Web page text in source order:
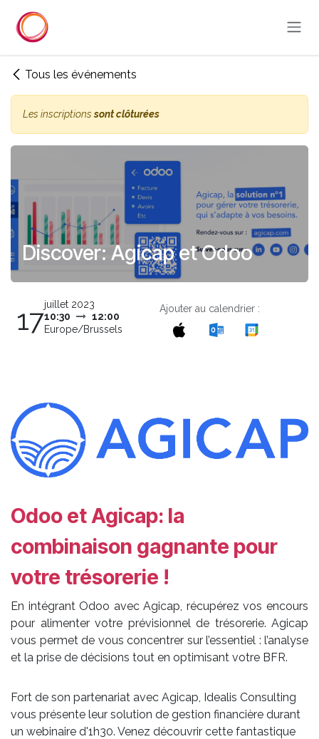
Tous les événements
Les inscriptionssont clôturées
Discover: Agicap et Odoo
17juillet 2023
10:30
12:00
Europe/Brussels
Ajouter au calendrier :
Odoo et Agicap: la
combinaison gagnante pour
votre trésorerie !
En intégrant Odoo avec Agicap, récupérez vos encours
pour alimenter votre prévisionnel de trésorerie. Agicap
vous permet de vous concentrer sur l’essentiel : l’analyse
et la prise de décisions tout en optimisant votre BFR.
Fort de son partenariat avec Agicap, Idealis Consulting
vous présente leur solution de gestion financière durant
un webinaire d'1h30. Venez découvrir cette fantastique